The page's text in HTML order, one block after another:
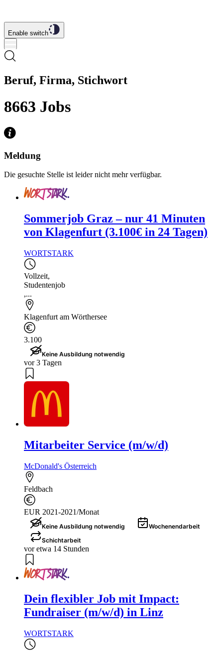
Enable switch
Beruf, Firma, Stichwort
8663 Jobs
Meldung
Die gesuchte Stelle ist leider nicht mehr verfügbar.
Sommerjob Graz – nur 41 Minuten
von Klagenfurt (3.100€ in 24 Tagen)
WORTSTARK
Vollzeit,
Studentenjob
,...
Klagenfurt am Wörthersee
3.100
Keine Ausbildung notwendig
vor 3 Tagen
Mitarbeiter Service (m/w/d)
McDonald's Österreich
Feldbach
EUR 2021-2021/Monat
Keine Ausbildung notwendig
Wochenendarbeit
Schichtarbeit
vor etwa 14 Stunden
Dein flexibler Job mit Impact:
Fundraiser (m/w/d) in Linz
WORTSTARK